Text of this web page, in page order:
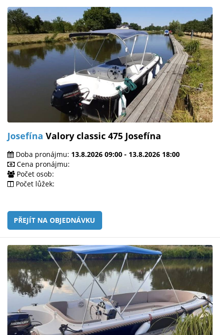
Josefína Valory classic 475 Josefína
Doba pronájmu: 13.8.2026 09:00 - 13.8.2026 18:00
Cena pronájmu:
Počet osob:
Počet lůžek:
PŘEJÍT NA OBJEDNÁVKU